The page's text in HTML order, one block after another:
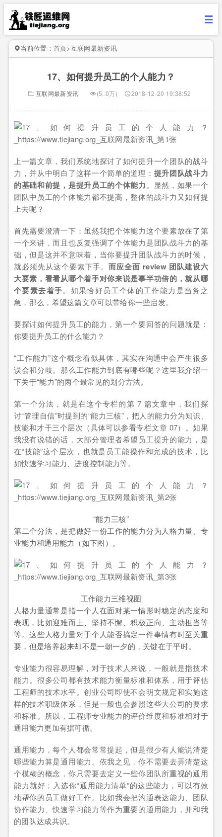
当前位置： 首页>互联网最新资讯
17、如何提升员工的个人能力？
互联网最新资讯 (5..0万) 2018-12-20 19:38:52
上一篇文章，我们系统地探讨了如何提升一个团队的战斗
力，并从中明白了这样一个简单的道理： 提升团队战斗力
的基础和前提，是提升员工的个体能力。显然，如果一个
团队中员工的个体能力都不提高，整体的战斗力又如何提
上去呢？
首先需要澄清一下：虽然我把个体能力这个要素放在了第
一个来讲，而且也反复强调了个体能力是团队战斗力的基
础，但是这并不意味着，当你要提升团队战斗力的时候，
就必须先从这个要素下手。而应全面 review 团队建设六
大要素，看看从哪个着手对你来说是事半功倍的，就从哪
个要素去着手。如果恰好员工个体的工作能力是当务之
急，那么，希望这篇文章可以带给你一些启发。
要探讨如何提升员工的能力，第一个要回答的问题就是：
你要提升员工的什么能力？
“工作能力”这个概念看似具体，其实在沟通中会产生很多
误会和分歧。那么工作能力到底有哪些呢？这里我介绍一
下关于“能力”的两个最常见的划分方法。
第一个分法，就是在这个专栏的第 7 篇文章中，我们探
讨“管理自信”时提到的“能力三核”，把人的能力分为知识、
技能和才干三个层次（具体可以参看专栏文章 07）。如果
我没有说错的话，大部分管理者希望员工提升的能力，是
在“技能”这个层次，也就是员工能操作和完成的技术，比
如快速学习能力、进度控制能力等。
“能力三核”
第二个分法，是把做好一份工作的能力分为人格力量、专
业能力和通用能力（如下图）。
工作能力三维视图
人格力量通常是指一个人在面对某一情形时稳定的态度和
表现，比如迎难而上、坚持不懈、积极正向、主动担当等
等。这些人格力量对于个人能否搞定一件事情有时至关重
要，但是培养起来却不是一朝一夕的，关键在于平时。
专业能力很容易理解，对于技术人来说，一般就是指技术
能力。很多公司都有技术能力衡量标准和体系，用于评估
工程师的技术水平。创业公司即使不会明文规定和实施这
样的技术职级体系，但是一般也会参照这些大公司的要求
和标准。所以，工程师专业能力的评价维度和标准相对于
通用能力更加有据可循。
通用能力，每个人都会常常提起，但是很少有人能说清楚
哪些能力算是通用能力。依我之见，你不需要去弄清楚这
个模糊的概念，你只需要去定义一些你团队所重视的通用
能力就好；入选你“通用能力清单”的这些能力，可以有效
地帮你的员工做好工作。比如我会把沟通表达能力、团队
协作能力、快速学习能力等作为重要的通用能力，并和我
的团队达成共识。